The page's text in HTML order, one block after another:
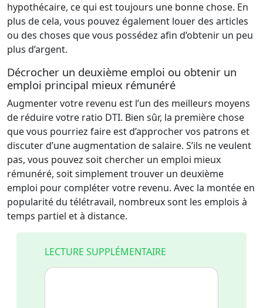
hypothécaire, ce qui est toujours une bonne chose. En
plus de cela, vous pouvez également louer des articles
ou des choses que vous possédez afin d’obtenir un peu
plus d’argent.
Décrocher un deuxième emploi ou obtenir un
emploi principal mieux rémunéré
Augmenter votre revenu est l’un des meilleurs moyens
de réduire votre ratio DTI. Bien sûr, la première chose
que vous pourriez faire est d’approcher vos patrons et
discuter d’une augmentation de salaire. S’ils ne veulent
pas, vous pouvez soit chercher un emploi mieux
rémunéré, soit simplement trouver un deuxième
emploi pour compléter votre revenu. Avec la montée en
popularité du télétravail, nombreux sont les emplois à
temps partiel et à distance.
LECTURE SUPPLÉMENTAIRE